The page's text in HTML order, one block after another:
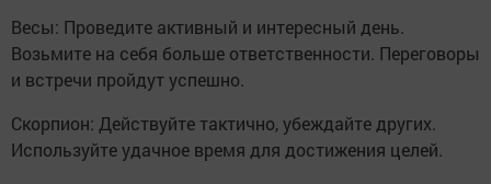
Весы: Проведите активный и интересный день.
Возьмите на себя больше ответственности. Переговоры
и встречи пройдут успешно.
Скорпион: Действуйте тактично, убеждайте других.
Используйте удачное время для достижения целей.